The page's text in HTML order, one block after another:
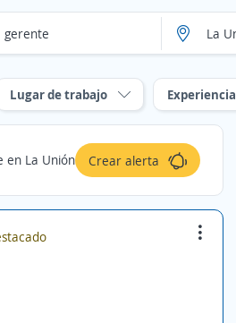
Lugar de trabajo Experiencia
en La Unión Crear alerta